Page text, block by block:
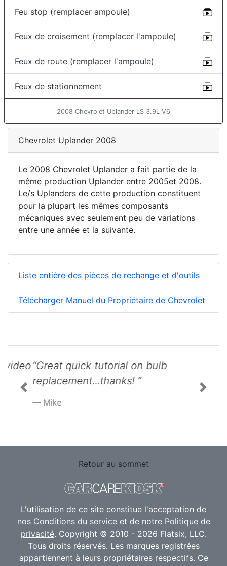
Feu stop (remplacer ampoule)
Feux de croisement (remplacer l'ampoule)
Feux de route (remplacer l'ampoule)
Feux de stationnement
2008 Chevrolet Uplander LS 3.9L V6
Chevrolet Uplander 2008
Le 2008 Chevrolet Uplander a fait partie de la
même production Uplander entre 2005et 2008.
Le/s Uplanders de cette production constituent
pour la plupart les mêmes composants
mécaniques avec seulement peu de variations
entre une année et la suivante.
Liste entière des pièces de rechange et d'outils
Télécharger Manuel du Propriétaire de Chevrolet
“Great quick tutorial on bulb
replacement...thanks! ”
Mike
Previous Next
Retour au sommet
L'utilisation de ce site constitue l'acceptation de
nos Conditions du serviceet de notre Politique de
privacité. Copyright © 2010 - 2026 Flatsix, LLC.
Tous droits réservés. Les marques registrées
appartiennent à leurs propriétaires respectifs. Ce